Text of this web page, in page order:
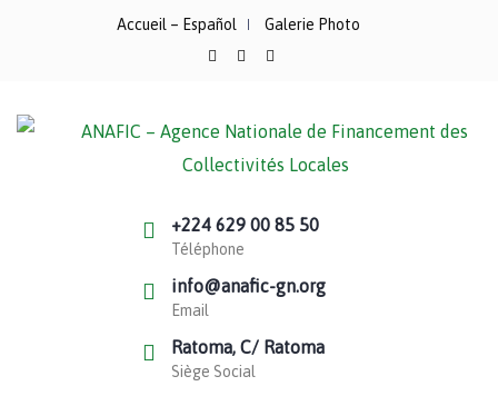
Accueil – Español Galerie Photo
+224 629 00 85 50
Téléphone
info@anafic-gn.org
Email
Ratoma, C/ Ratoma
Siège Social